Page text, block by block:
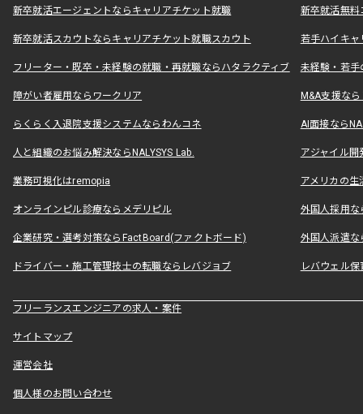
新卒就活エージェントならキャリアチケット就職 新卒就活無料
新卒就活スカウトならキャリアチケット就職スカウト 若手ハイキ
フリーター・既卒・未経験の就職・再就職ならハタラクティブ 未経験・若手
障がい者雇用ならワークリア M&A支援な
らくらく入退院支援システムならわんコネ AI面接なら
人と組織のお悩み解決ならNALYSYS Lab. アジャイル
業務可視化はremopia アメリカの
オンラインピル診療ならメデリピル 外国人採用
企業研究・選考対策ならFactBoard(ファクトボード) 外国人派遣な
ドライバー・施工管理技士の転職ならレバジョブ レバウェル
フリーランスエンジニアの求人・案件
サイトマップ
運営会社
個人様のお問い合わせ